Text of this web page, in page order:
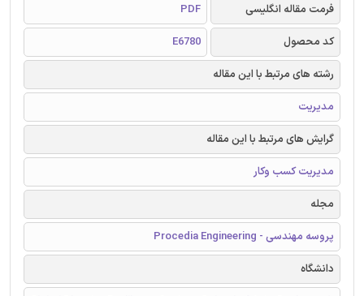
فرمت مقاله انگلیسی
PDF
کد محصول
E6780
رشته های مرتبط با این مقاله
مدیریت
گرایش های مرتبط با این مقاله
مدیریت کسب وکار
مجله
پروسه مهندسی - Procedia Engineering
دانشگاه